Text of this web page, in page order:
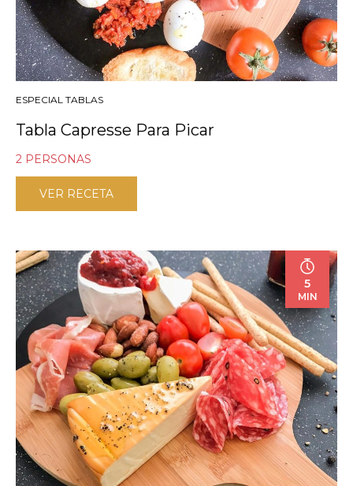
ESPECIAL TABLAS
Tabla Capresse Para Picar
2 PERSONAS
VER RECETA
5
MIN